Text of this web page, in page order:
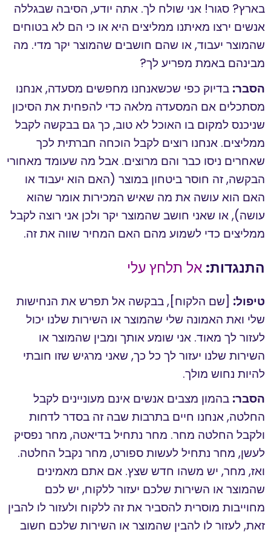
בארץ? סגור! אני שולח לך. אתה יודע, הסיבה שבגללה
אנשים ירצו מאיתנו ממליצים היא או כי הם לא בטוחים
שהמוצר יעבוד, או שהם חושבים שהמוצר יקר מדי. מה
מבינהם באמת מפריע לך?
הסבר: בדיוק כפי שכשאנחנו מחפשים מסעדה, אנחנו
מסתכלים אם המסעדה מלאה כדי להפחית את הסיכון
שניכנס למקום בו האוכל לא טוב, כך גם בבקשה לקבל
ממליצים. אנחנו רוצים לקבל הוכחה חברתית לכך
שאחרים ניסו כבר והם מרוצים. אבל מה שעומד מאחורי
הבקשה, זה חוסר ביטחון במוצר (האם הוא יעבוד או
האם הוא עושה את מה שאיש המכירות אומר שהוא
עושה), או שאני חושב שהמוצר יקר ולכן אני רוצה לקבל
ממליצים כדי לשמוע מהם האם המחיר שווה את זה.
התנגדות: אל תלחץ עלי
טיפול: [שם הלקוח], בבקשה אל תפרש את הנחישות
שלי ואת האמונה שלי שהמוצר או השירות שלנו יכול
לעזור לך מאוד. אני שומע אותך ומבין שהמוצר או
השירות שלנו יעזור לך כל כך, שאני מרגיש שזו חובתי
להיות נחוש מולך.
הסבר: בהמון מצבים אנשים אינם מעוניינים לקבל
החלטה, אנחנו חיים בתרבות שבה זה בסדר לדחות
ולקבל החלטה מחר. מחר נתחיל בדיאטה, מחר נפסיק
לעשן, מחר נתחיל לעשות ספורט, מחר נקבל החלטה.
ואז, מחר, יש משהו חדש שצץ. אם אתם מאמינים
שהמוצר או השירות שלכם יעזור ללקוח, יש לכם
מחוייבות מוסרית להסביר את זה ללקוח ולעזור לו להבין
זאת, לעזור לו להבין שהמוצר או השירות שלכם חשוב